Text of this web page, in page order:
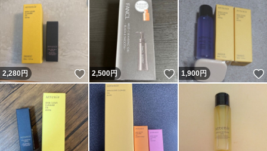
2,280円 いいね！
2,500円 いいね！
1,900円